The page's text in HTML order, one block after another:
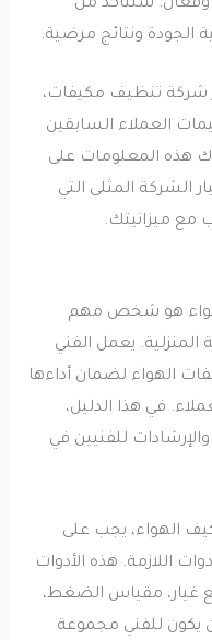
ستتأكد من
ونتائج مرضية.
تنظيف مكيفات،
السابقين
المعلومات على
المثلى التي
ميزانيتك.
هو شخص مهم
يعمل الفني
لضمان أداءها
في هذا الدليل،
للفنيين في
يجب على
اللازمة. هذه الأدوات
مقياس الضغط،
للفني مجموعة